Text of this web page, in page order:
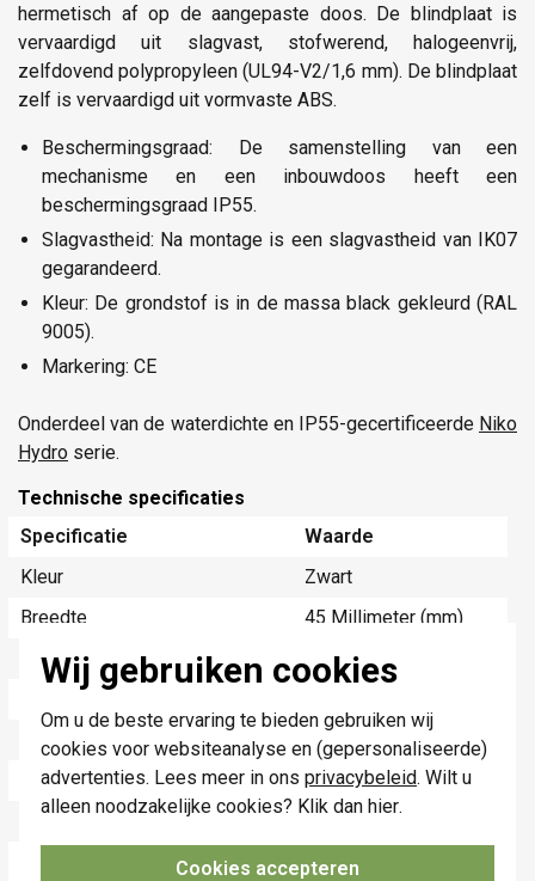
Wij gebruiken cookies
Om u de beste ervaring te bieden gebruiken wij
cookies voor websiteanalyse en (gepersonaliseerde)
advertenties. Lees meer in ons privacybeleid. Wilt u
alleen noodzakelijke cookies? Klik dan hier.
Cookies accepteren
hermetisch af op de aangepaste doos. De blindplaat is
vervaardigd uit slagvast, stofwerend, halogeenvrij,
zelfdovend polypropyleen (UL94-V2/1,6 mm). De blindplaat
zelf is vervaardigd uit vormvaste ABS.
Beschermingsgraad: De samenstelling van een
mechanisme en een inbouwdoos heeft een
beschermingsgraad IP55.
Slagvastheid: Na montage is een slagvastheid van IK07
gegarandeerd.
Kleur: De grondstof is in de massa black gekleurd (RAL
9005).
Markering: CE
Onderdeel van de waterdichte en IP55-gecertificeerde Niko
Hydro serie.
Technische specificaties
Specificatie
Waarde
Kleur
Zwart
Breedte
45 Millimeter (mm)
Model
Centraalplaat
Hoogte
45 Millimeter (mm)
Diepte
12 Millimeter (mm)
Oppervlaktebescherming
Overig